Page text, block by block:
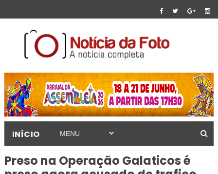
INÍCIO
Preso na Operação Galaticos é